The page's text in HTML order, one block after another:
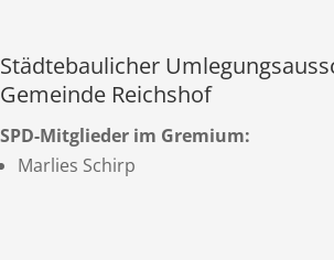
Städtebaulicher
Gemeinde Reichshof
SPD-Mitglieder im Gremium:
Marlies Schirp